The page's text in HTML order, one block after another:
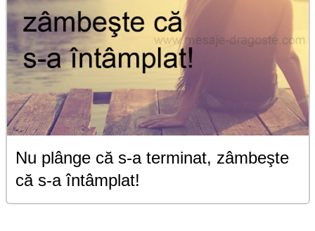
Nu plânge că s-a terminat, zâmbeşte
că s-a întâmplat!